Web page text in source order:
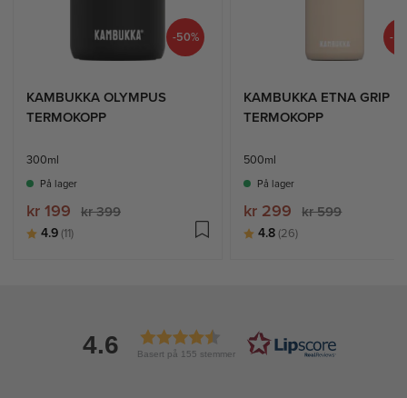
-50%
KAMBUKKA OLYMPUS
TERMOKOPP
300ml
På lager
kr 199 kr 399
Karakter:
4.9(11)av 5 mulige
-
KAMBUKKA ETNA GRIP
TERMOKOPP
500ml
På lager
kr 299 kr 599
Karakter:
4.8 (26)
4.6 Basert på 155 stemmer